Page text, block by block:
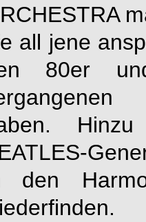
all jene
80er
den